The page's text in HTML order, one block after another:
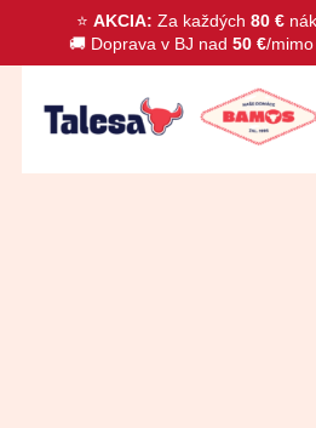
⭐ AKCIA: Za každých 80 €
🚚 Doprava v BJ nad 50 €/
Preskočiť
Bravčová
šunka